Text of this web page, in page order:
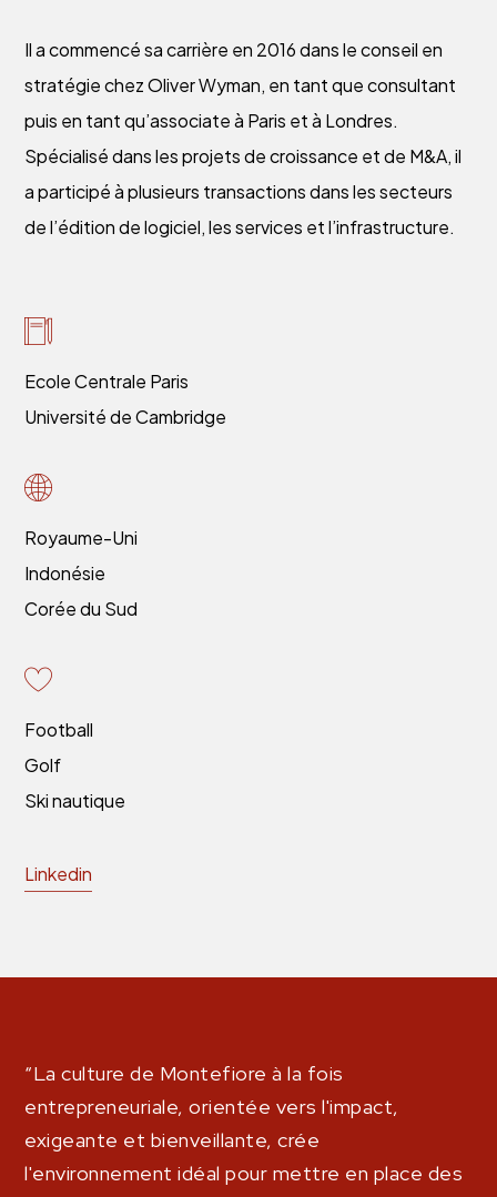
Ecole Centrale Paris
Université de Cambridge
Royaume-Uni
Indonésie
Corée du Sud
Football
Golf
Ski nautique
Linkedin
Il a commencé sa carrière en 2016 dans le conseil en
stratégie chez Oliver Wyman, en tant que consultant
puis en tant qu’associate à Paris et à Londres.
Spécialisé dans les projets de croissance et de M&A, il
a participé à plusieurs transactions dans les secteurs
de l’édition de logiciel, les services et l’infrastructure.
“La culture de Montefiore à la fois
entrepreneuriale, orientée vers l'impact,
exigeante et bienveillante, crée
l'environnement idéal pour mettre en place des